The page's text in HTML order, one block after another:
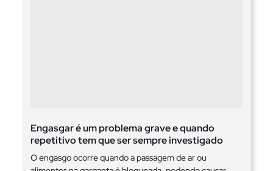
Engasgar é um problema grave e quando
repetitivo tem que ser sempre investigado
O engasgo ocorre quando a passagem de ar ou